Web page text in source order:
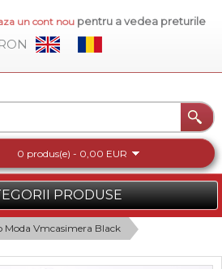
un cont nou pentru a vedea preturile
RON
0 produs(e) - 0,00 EUR
PRODUSE
Moda Vmcasimera Black